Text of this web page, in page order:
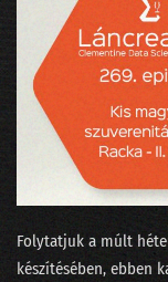
235 -
232 -
231 -
Folytatjuk a múlt
készítésében, ebben